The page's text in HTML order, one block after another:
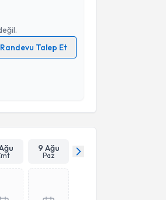
Randevu Talep Et
9 Ağu
Paz